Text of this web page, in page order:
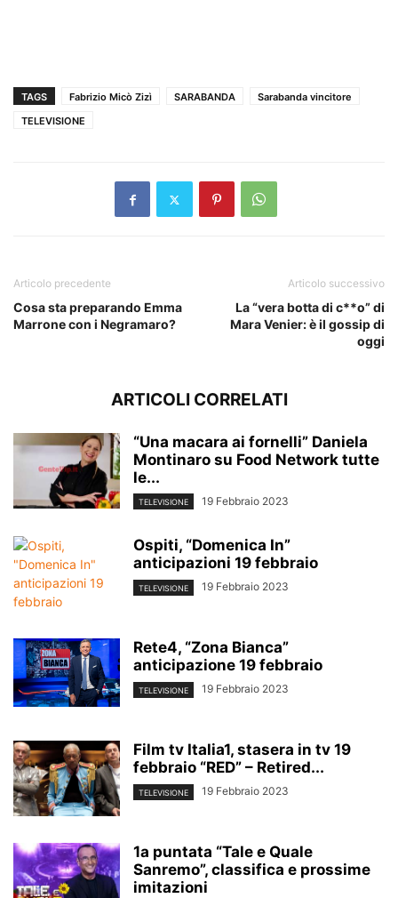
TAGS Fabrizio Micò Zizì SARABANDA
Sarabanda vincitore
TELEVISIONE
Articolo precedente
Cosa sta preparando Emma
Marrone con i Negramaro?
Articolo successivo
La “vera botta di c**o” di
Mara Venier: è il gossip di
oggi
ARTICOLI CORRELATI
“Una macara ai fornelli” Daniela
Montinaro su Food Network tutte
le...
TELEVISIONE 19 Febbraio 2023
Ospiti, “Domenica In”
anticipazioni 19 febbraio
TELEVISIONE 19 Febbraio 2023
Rete4, “Zona Bianca”
anticipazione 19 febbraio
TELEVISIONE 19 Febbraio 2023
Film tv Italia1, stasera in tv 19
febbraio “RED” – Retired...
TELEVISIONE 19 Febbraio 2023
1a puntata “Tale e Quale
Sanremo”, classifica e prossime
imitazioni